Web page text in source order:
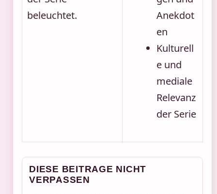
beleuchtet.
Anekdot
en
Kulturell
e und
mediale
Relevanz
der Serie
DIESE BEITRAGE NICHT
VERPASSEN